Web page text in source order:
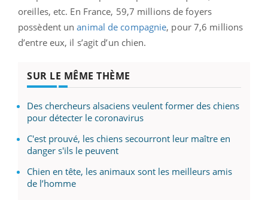
oreilles, etc. En France, 59,7 millions de foyers
possèdent unanimal de compagnie, pour 7,6 millions
d’entre eux, il s’agit d’un chien.
SUR LE MÊME THÈME
Des chercheurs alsaciens veulent former des chiens
pour détecter le coronavirus
C'est prouvé, les chiens secourront leur maître en
danger s'ils le peuvent
Chien en tête, les animaux sont les meilleurs amis
de l’homme